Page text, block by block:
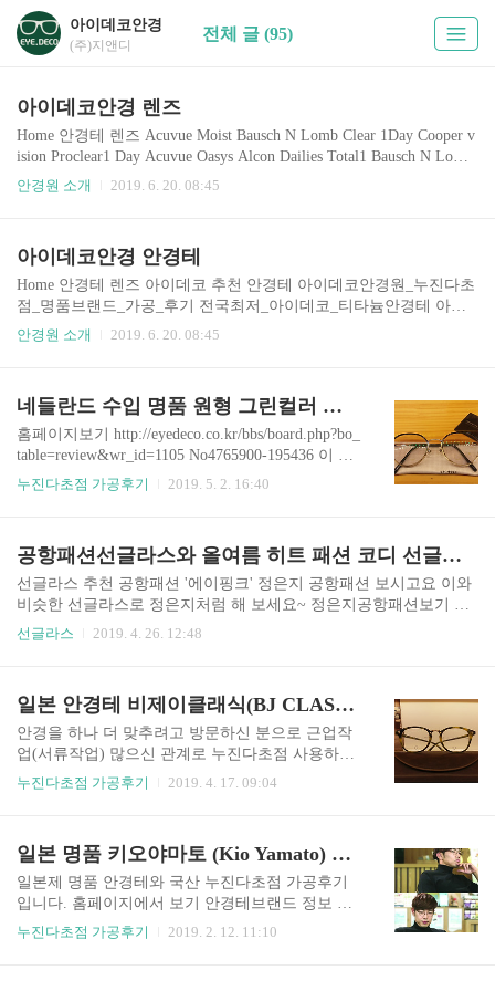
아이데코안경
(주)지앤디
전체 글 (95)
아이데코안경 렌즈
Home 안경테 렌즈 Acuvue Moist Bausch N Lomb Clear 1Day Cooper v
ision Proclear1 Day Acuvue Oasys Alcon Dailies Total1 Bausch N Lomb
Biotrue Cooper Vision Clariti1 Alcon Dailies Aquacomportplus 난시용 B
안경원 소개 2019. 6. 20. 08:45
아이데코안경 안경테
Home 안경테 렌즈 아이데코 추천 안경테 아이데코안경원_누진다초
점_명품브랜드_가공_후기 전국최저_아이데코_티타늄안경테 아이
데코추천_원형안경테 아이데코추천_코받침일체형 아이데코추천_
추천_TR안경테 아이데코추천_아세테이트안경테 아이데코추천_셀
룰로이드안경테 아이데코추천_뿔테안경 아이데코추천_투브릿지 아
이데코추천_플라스틱안경테 아이데코추천_상부림플라스틱 아이데
코추천_메탈안경테 아이데코추천_격자무늬 아이데코추천_그린안
경테 아이데코추천_핑크안경테 아이데코추천_브라운안경테 아이데
안경원 소개 2019. 6. 20. 08:45
네들란드 수입 명품 원형 그린컬러 안경테 빅터앤롤프(VIKTOR&ROLF)와 에실로 (Essilor) 누진다초점렌즈 가공후기
홈페이지보기 http://eyedeco.co.kr/bbs/board.php?bo_
table=review&wr_id=1105 No4765900-195436 이 안
경과 비슷한 것 같아서 참고하시기 바랍니다. 1970
식한 모던함 그린 컬러 브라운호피 컬러 아내의 맛'
조안, 핑크빛 선글라스 와 비교해 보시기 바랍니다.
상세보기 누진다초점렌즈 에실로, 프랑스 제품 균
일한 시야를 제공하는 정밀한 렌즈 가공 컴퓨터, 데
스크, 스마트폰 작업을 많이 하는 분들께 추천 고객
넥..
누진다초점 가공후기 2019. 5. 2. 16:40
공항패션선글라스와 올여름 히트 패션 코디 선글라스 정보
선글라스 추천 공항패션 '에이핑크' 정은지 공항패션 보시고요 이와
비슷한 선글라스로 정은지처럼 해 보세요~ 정은지공항패션보기 저
희 아이데코 사각형 안경테도 참조하시기 바랍니다. --> 추천사각형
임 ... 상세보기 아이데코의 원형안경테 추천합니다. 원형안경테보기
선글라스 하나로 이렇게 깜직할 수가?! 제이스플라워 꽃집 블로그
글에 깜직한 꽃다발 소개가 있었는데요. 귀여운 선글라스 하나 더 추
가하였더니 아주 새로운 꽃다발이 되었다고 합니다. 안녕하세요~제
이스플라워입니다 :)이번에는 고객님께서졸업식 꽃다발으로주문해
선글라스 2019. 4. 26. 12:48
일본 안경테 비제이클래식(BJ CLASSIC)과 세이코(SEIKO) 누진다초점렌즈 업무용 맞춤
안경을 하나 더 맞추려고 방문하신 분으로 근업작
업(서류작업) 많으신 관계로 누진다초점 사용하기
로 하셨습니다. 안경테정보 BJ CLASSIC 안경테 빈
시야 점가공 기술 초점 설계 I-Profiler (zeiss) 독일
칼자이스 3D 시력측정 조제가공사용장비 미스터
블루(에실로) 넥시아AD(무테 자동 드릴링) 홈페이
지 http://eyedeco.co.kr/bbs/board.php?bo_table=revie
w&wr_id=1055&page=2 No4753976-192238 고콸리
누진다초점 가공후기 2019. 4. 17. 09:04
일본 명품 키오야마토 (Kio Yamato) 안경테와 국산(SOMO) 누진다초점렌즈 편안한 개인맞춤 가공후기
일본제 명품 안경테와 국산 누진다초점 가공후기
입니다. 홈페이지에서 보기 안경테브랜드 정보 키
오 야마토(Kio Yamato, 관련글보기: 키오야마토)
누진다초점 가공후기 2019. 2. 12. 11:10